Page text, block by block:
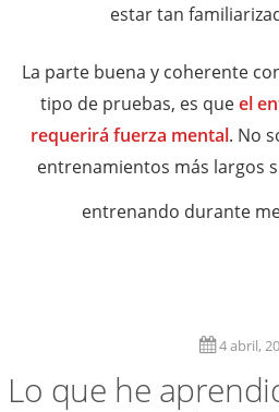
estar tan
La parte buena y coherente
tipo de pruebas, es queel
requerirá fuerza mental. No
entrenamientos más largos
entrenando durante
4 abril,
Lo que he